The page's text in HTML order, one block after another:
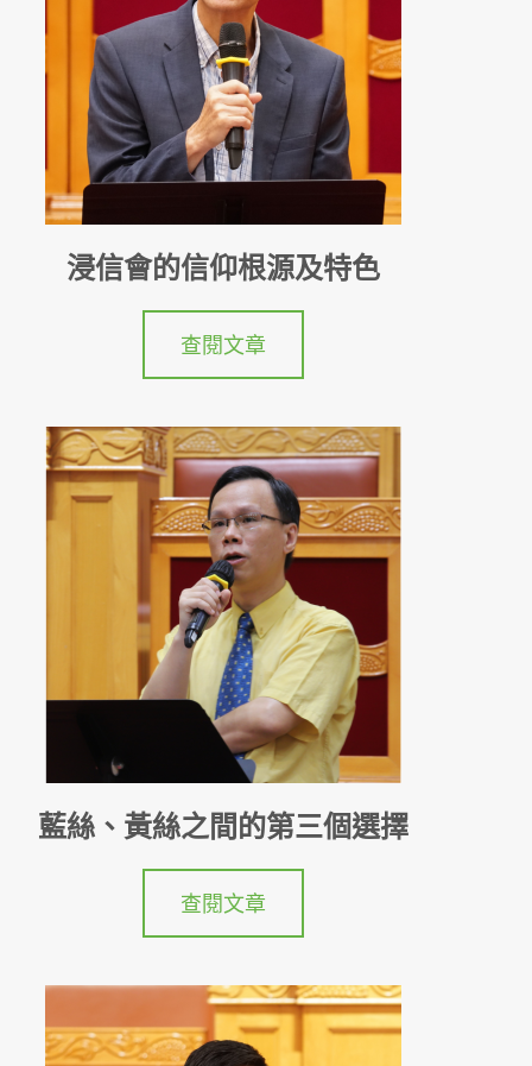
浸信會的信仰根源及特色
查閱文章
藍絲、黃絲之間的第三個選擇
查閱文章